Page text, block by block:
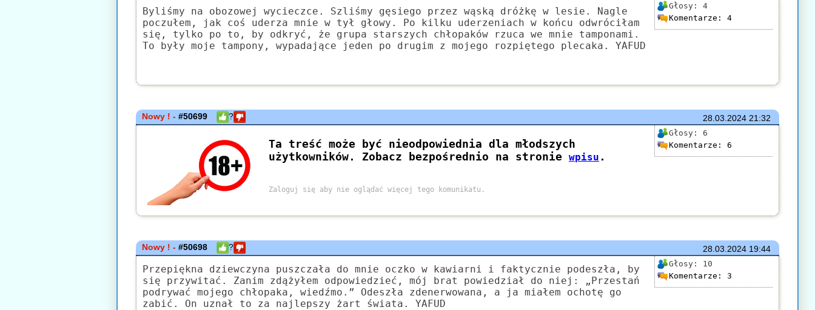
Głosy: 4
Komentarze: 4
Byliśmy na obozowej wycieczce. Szliśmy gęsiego przez wąską dróżkę w lesie. Nagle
poczułem, jak coś uderza mnie w tył głowy. Po kilku uderzeniach w końcu odwróciłam
się, tylko po to, by odkryć, że grupa starszych chłopaków rzuca we mnie tamponami.
To były moje tampony, wypadające jeden po drugim z mojego rozpiętego plecaka. YAFUD
28.03.202421:32
Nowy ! -#50699 ?
Głosy: 6
Komentarze: 6
28.03.202419:44
Nowy ! -#50698 ?
Głosy: 10
Komentarze: 3
Przepiękna dziewczyna puszczała do mnie oczko w kawiarni i faktycznie podeszła, by
się przywitać. Zanim zdążyłem odpowiedzieć, mój brat powiedział do niej: „Przestań
podrywać mojego chłopaka, wiedźmo.” Odeszła zdenerwowana, a ja miałem ochotę go
zabić. On uznał to za najlepszy żart świata. YAFUD